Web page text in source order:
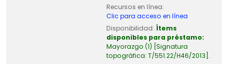
Recursos en línea:
Clic para acceso en línea
Disponibilidad: Ítems
disponibles para préstamo:
Mayorazgo (1) Signatura
topográfica: T/551.22/H46/2013 .